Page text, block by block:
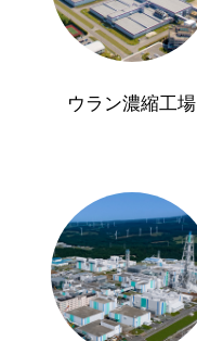
ウラン濃縮工場